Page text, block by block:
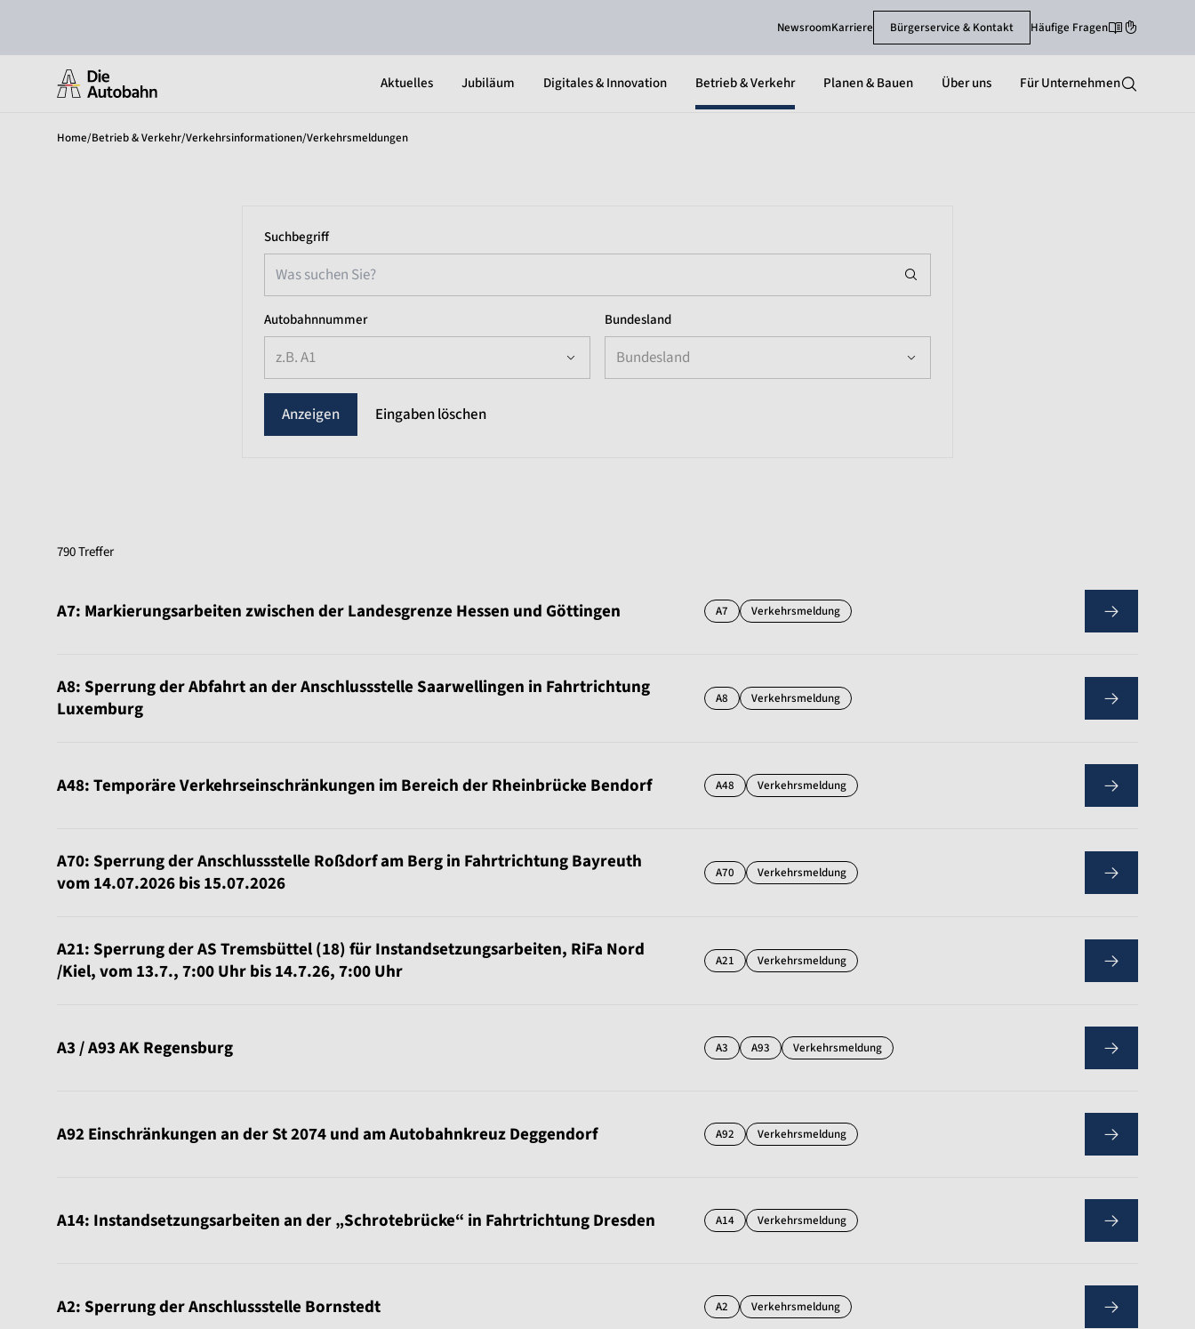
NewsroomKarriere Bürgerservice & Kontakt Häufige FragenLeichte Sprache
Aktuelles Jubiläum Digitales & Innovation Betrieb & Verkehr Planen & Bauen Über uns Für Unternehmen
Home/Betrieb & Verkehr/Verkehrsinformationen/Verkehrsmeldungen
Suchbegriff
Autobahnnummer
z.B. A1
Bundesland
Bundesland
Eingaben löschen
790 Treffer
A7: Markierungsarbeiten zwischen der Landesgrenze Hessen und Göttingen A7 Verkehrsmeldung
A8: Sperrung der Abfahrt an der Anschlussstelle Saarwellingen in Fahrtrichtung
Luxemburg
A8 Verkehrsmeldung
A48: Temporäre Verkehrseinschränkungen im Bereich der Rheinbrücke Bendorf A48 Verkehrsmeldung
A70: Sperrung der Anschlussstelle Roßdorf am Berg in Fahrtrichtung Bayreuth
vom 14.07.2026 bis 15.07.2026
A70 Verkehrsmeldung
A21: Sperrung der AS Tremsbüttel (18) für Instandsetzungsarbeiten, RiFa Nord
/Kiel, vom 13.7., 7:00 Uhr bis 14.7.26, 7:00 Uhr
A21 Verkehrsmeldung
A3 / A93 AK Regensburg A3 A93 Verkehrsmeldung
A92 Einschränkungen an der St 2074 und am Autobahnkreuz Deggendorf A92 Verkehrsmeldung
A14: Instandsetzungsarbeiten an der „Schrotebrücke“ in Fahrtrichtung Dresden A14 Verkehrsmeldung
A2: Sperrung der Anschlussstelle Bornstedt A2 Verkehrsmeldung